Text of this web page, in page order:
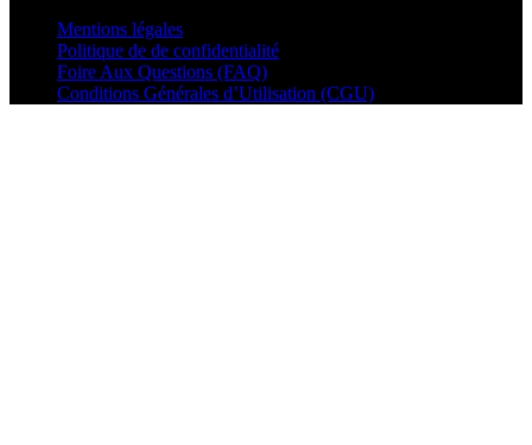
Mentions légales
Politique de de confidentialité
Foire Aux Questions (FAQ)
Conditions Générales d’Utilisation (CGU)